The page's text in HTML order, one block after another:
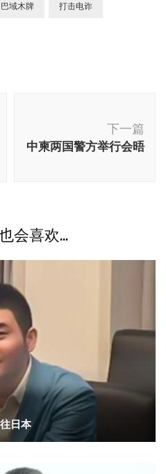
巴域木牌 打击电诈
下一篇
中柬两国警方举行会晤
会喜欢...
日本